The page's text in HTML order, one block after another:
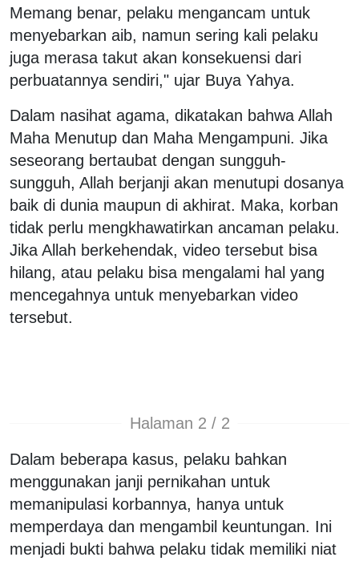
Memang benar, pelaku mengancam untuk
menyebarkan aib, namun sering kali pelaku
juga merasa takut akan konsekuensi dari
perbuatannya sendiri," ujar Buya Yahya.
Dalam nasihat agama, dikatakan bahwa Allah
Maha Menutup dan Maha Mengampuni. Jika
seseorang bertaubat dengan sungguh-
sungguh, Allah berjanji akan menutupi dosanya
baik di dunia maupun di akhirat. Maka, korban
tidak perlu mengkhawatirkan ancaman pelaku.
Jika Allah berkehendak, video tersebut bisa
hilang, atau pelaku bisa mengalami hal yang
mencegahnya untuk menyebarkan video
tersebut.
Halaman 2 / 2
Dalam beberapa kasus, pelaku bahkan
menggunakan janji pernikahan untuk
memanipulasi korbannya, hanya untuk
memperdaya dan mengambil keuntungan. Ini
menjadi bukti bahwa pelaku tidak memiliki niat